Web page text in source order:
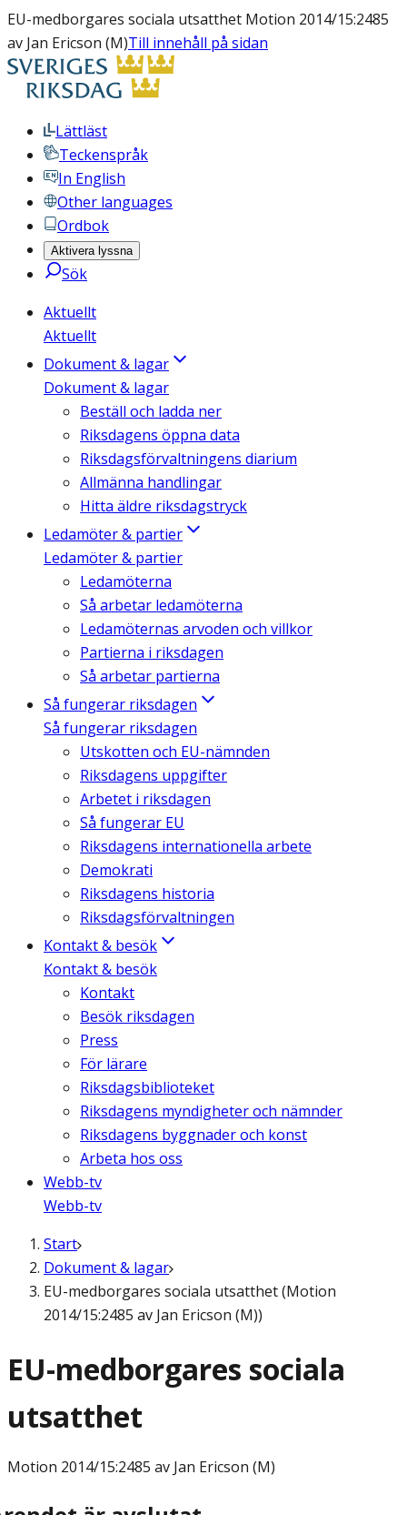
EU-medborgares sociala utsatthet Motion 2014/15:2485
av Jan Ericson (M)Till innehåll på sidan
Lättläst
Teckenspråk
In English
Other languages
Ordbok
Aktivera lyssna
Sök
Aktuellt
Aktuellt
Dokument & lagar
Dokument & lagar
Beställ och ladda ner
Riksdagens öppna data
Riksdagsförvaltningens diarium
Allmänna handlingar
Hitta äldre riksdagstryck
Ledamöter & partier
Ledamöter & partier
Ledamöterna
Så arbetar ledamöterna
Ledamöternas arvoden och villkor
Partierna i riksdagen
Så arbetar partierna
Så fungerar riksdagen
Så fungerar riksdagen
Utskotten och EU-nämnden
Riksdagens uppgifter
Arbetet i riksdagen
Så fungerar EU
Riksdagens internationella arbete
Demokrati
Riksdagens historia
Riksdagsförvaltningen
Kontakt & besök
Kontakt & besök
Kontakt
Besök riksdagen
Press
För lärare
Riksdagsbiblioteket
Riksdagens myndigheter och nämnder
Riksdagens byggnader och konst
Arbeta hos oss
Webb-tv
Webb-tv
Start
Dokument & lagar
EU-medborgares sociala utsatthet (Motion
2014/15:2485 av Jan Ericson (M))
EU-medborgares sociala
utsatthet
Motion 2014/15:2485 av Jan Ericson (M)